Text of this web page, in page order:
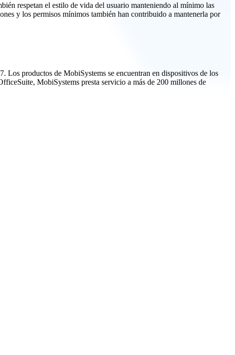
respetan el estilo de vida del usuario manteniendo al mínimo las
y los permisos mínimos también han contribuido a mantenerla por
Los productos de MobiSystems se encuentran en dispositivos de los
MobiSystems presta servicio a más de 200 millones de